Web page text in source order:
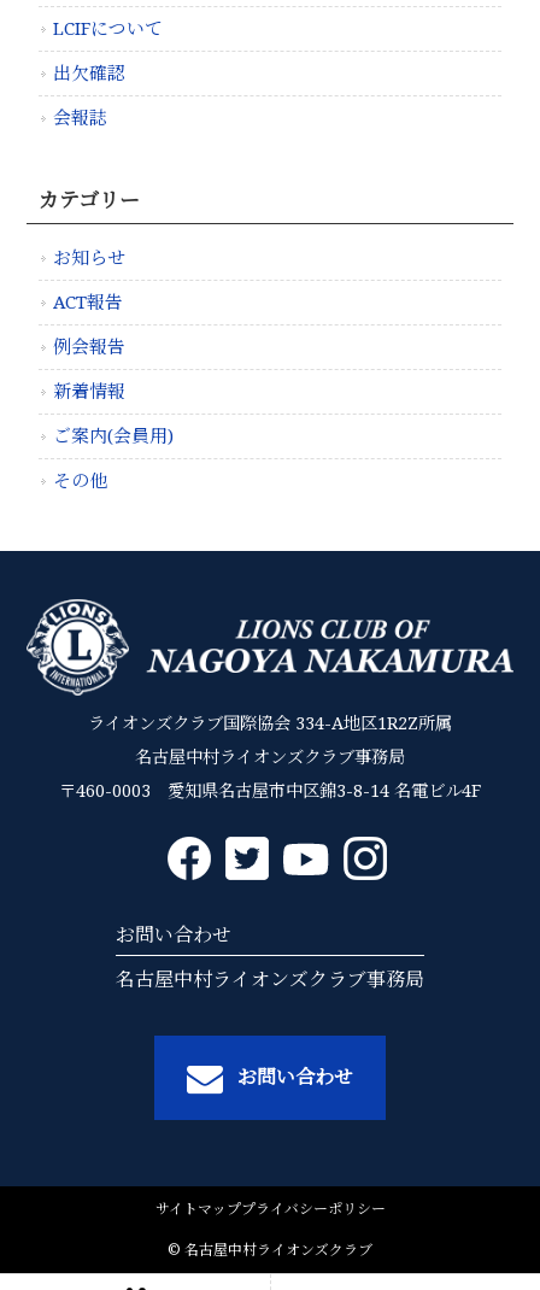
LCIFについて
出欠確認
会報誌
カテゴリー
お知らせ
ACT報告
例会報告
新着情報
ご案内(会員用)
その他
ライオンズクラブ国際協会 334-A地区1R2Z所属
名古屋中村ライオンズクラブ事務局
〒460-0003 愛知県名古屋市中区錦3-8-14 名電ビル4F
お問い合わせ
名古屋中村ライオンズクラブ事務局
お問い合わせ
サイトマッププライバシーポリシー
© 名古屋中村ライオンズクラブ